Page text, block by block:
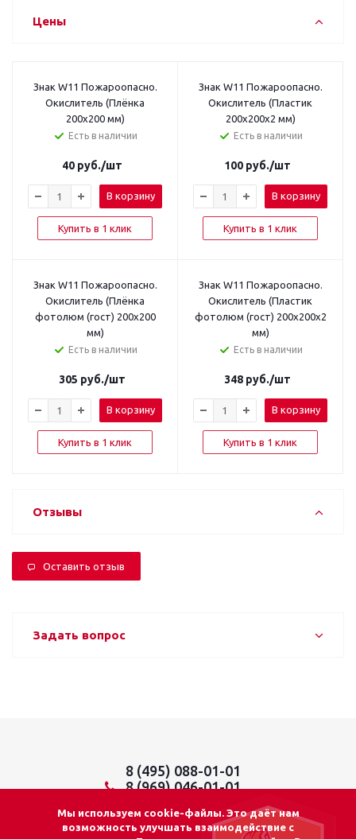
Цены
Знак W11 Пожароопасно.
Окислитель (Плёнка
200x200 мм)
Есть в наличии
40 руб./шт
В корзину
Купить в 1 клик
Знак W11 Пожароопасно.
Окислитель (Пластик
200x200x2 мм)
Есть в наличии
100 руб./шт
В корзину
Купить в 1 клик
Знак W11 Пожароопасно.
Окислитель (Плёнка
фотолюм (гост) 200x200
мм)
Есть в наличии
305 руб./шт
В корзину
Купить в 1 клик
Знак W11 Пожароопасно.
Окислитель (Пластик
фотолюм (гост) 200x200x2
мм)
Есть в наличии
348 руб./шт
В корзину
Купить в 1 клик
Отзывы
Оставить отзыв
Задать вопрос
8 (495) 088-01-01
8 (969) 046-01-01
Мы используем cookie-файлы. Это даёт нам
возможность улучшать взаимодействие с